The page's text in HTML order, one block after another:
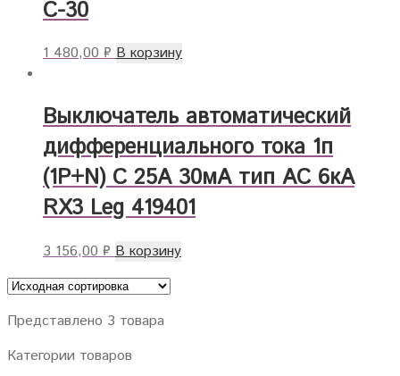
C-30
1 480,00₽ В корзину
Выключатель автоматический
дифференциального тока 1п
(1P+N) C 25А 30мА тип АС 6кА
RХ3 Leg 419401
3 156,00₽ В корзину
Представлено 3 товара
Категории товаров